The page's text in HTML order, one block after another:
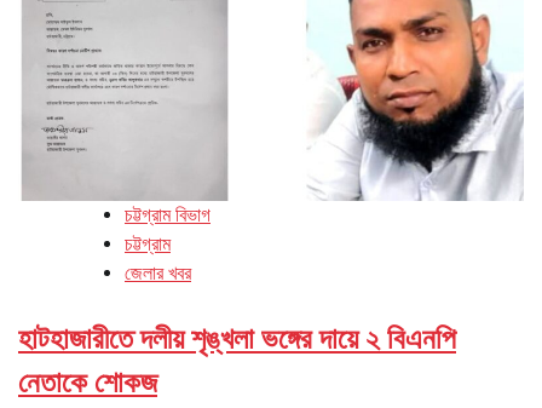
চট্টগ্রাম বিভাগ
চট্টগ্রাম
জেলার খবর
হাটহাজারীতে দলীয় শৃঙ্খলা ভঙ্গের দায়ে ২ বিএনপি
নেতাকে শোকজ